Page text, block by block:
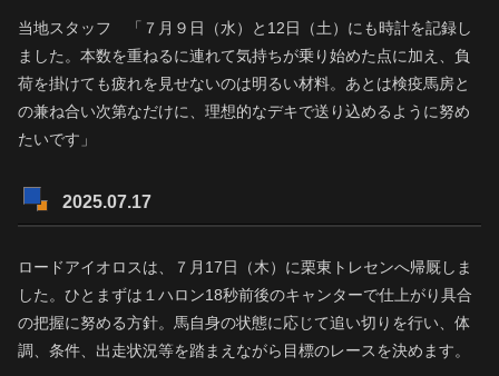
当地スタッフ 「７月９日（水）と12日（土）にも時計を記録し
ました。本数を重ねるに連れて気持ちが乗り始めた点に加え、負
荷を掛けても疲れを見せないのは明るい材料。あとは検疫馬房と
の兼ね合い次第なだけに、理想的なデキで送り込めるように努め
たいです」
2025.07.17
ロードアイオロスは、７月17日（木）に栗東トレセンへ帰厩しま
した。ひとまずは１ハロン18秒前後のキャンターで仕上がり具合
の把握に努める方針。馬自身の状態に応じて追い切りを行い、体
調、条件、出走状況等を踏まえながら目標のレースを決めます。